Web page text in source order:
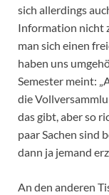
sich allerdings
Information nicht
man sich einen
haben uns
Semester meint:
die
das gibt, aber so
paar Sachen sind
dann ja jemand
An den anderen